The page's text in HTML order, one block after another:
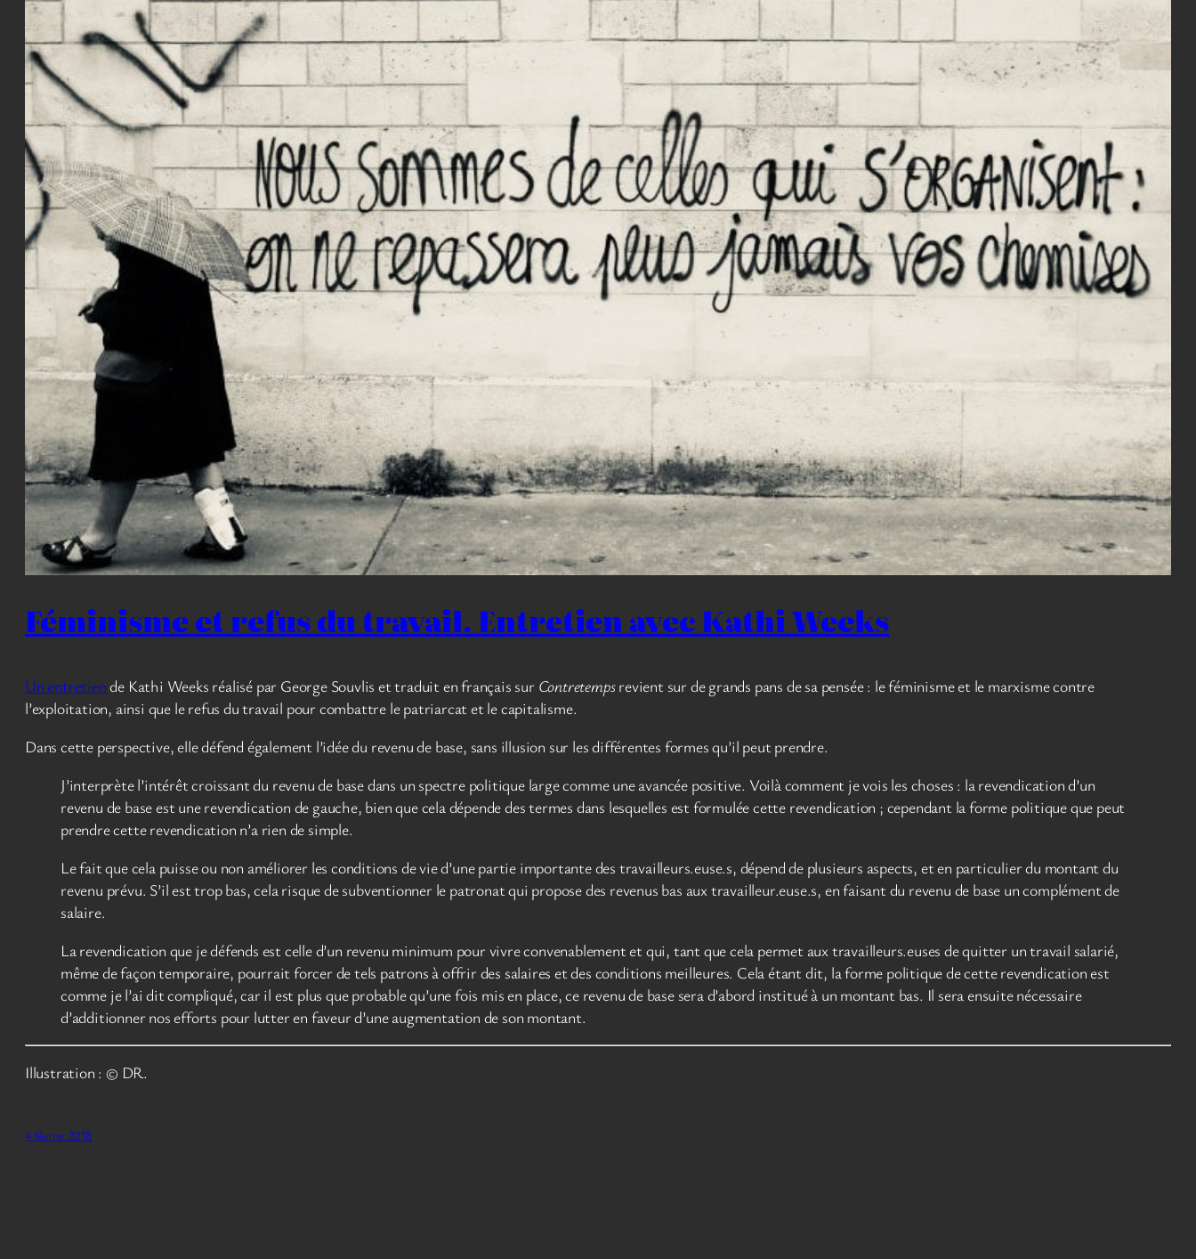
Féminisme et refus du travail. Entretien avec Kathi Weeks
Un entretiende Kathi Weeks réalisé par George Souvlis et traduit en français sur Contretempsrevient sur de grands pans de sa pensée : le féminisme et le marxisme contre
l’exploitation, ainsi que le refus du travail pour combattre le patriarcat et le capitalisme.
Dans cette perspective, elle défend également l’idée du revenu de base, sans illusion sur les différentes formes qu’il peut prendre.
J’interprète l’intérêt croissant du revenu de base dans un spectre politique large comme une avancée positive. Voilà comment je vois les choses : la revendication d’un
revenu de base est une revendication de gauche, bien que cela dépende des termes dans lesquelles est formulée cette revendication ; cependant la forme politique que peut
prendre cette revendication n’a rien de simple.
Le fait que cela puisse ou non améliorer les conditions de vie d’une partie importante des travailleurs.euse.s, dépend de plusieurs aspects, et en particulier du montant du
revenu prévu. S’il est trop bas, cela risque de subventionner le patronat qui propose des revenus bas aux travailleur.euse.s, en faisant du revenu de base un complément de
salaire.
La revendication que je défends est celle d’un revenu minimum pour vivre convenablement et qui, tant que cela permet aux travailleurs.euses de quitter un travail salarié,
même de façon temporaire, pourrait forcer de tels patrons à offrir des salaires et des conditions meilleures. Cela étant dit, la forme politique de cette revendication est
comme je l’ai dit compliqué, car il est plus que probable qu’une fois mis en place, ce revenu de base sera d’abord institué à un montant bas. Il sera ensuite nécessaire
d’additionner nos efforts pour lutter en faveur d’une augmentation de son montant.
Illustration : © DR.
4 février 2018